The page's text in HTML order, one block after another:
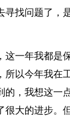
找问题了，
一年我都是
以今年我在
，我想这一
大的进步。